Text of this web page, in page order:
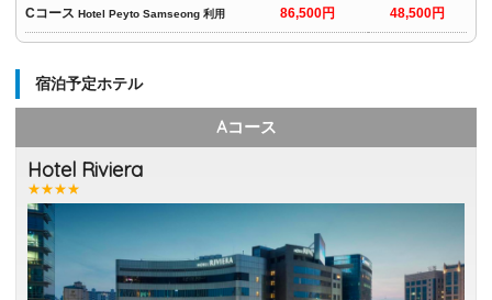
Cコース Hotel Peyto Samseong 利用 86,500円 48,500円
宿泊予定ホテル
Aコース
Hotel Riviera
★★★★